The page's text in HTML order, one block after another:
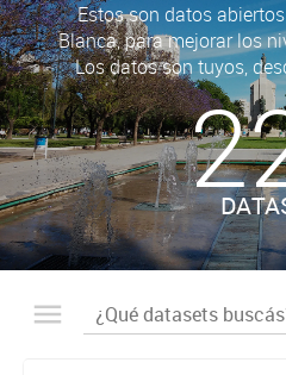
Estos son datos
Blanca, para mejorar los
Los datos son tuyos,